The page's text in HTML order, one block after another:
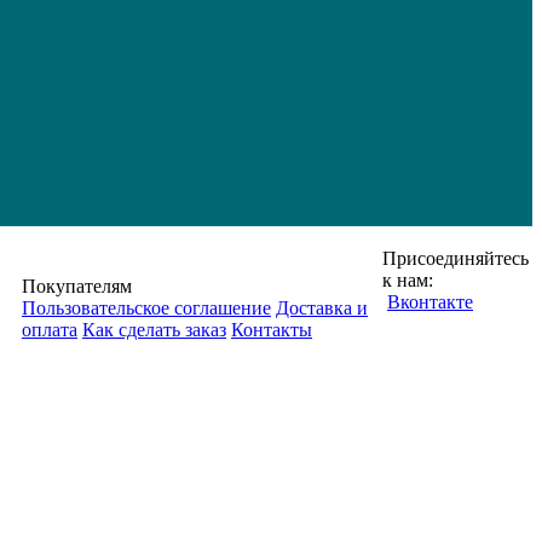
Покупателям
Пользовательское соглашение Доставка и
оплата Как сделать заказ Контакты
Присоединяйтесь
к нам:
Вконтакте